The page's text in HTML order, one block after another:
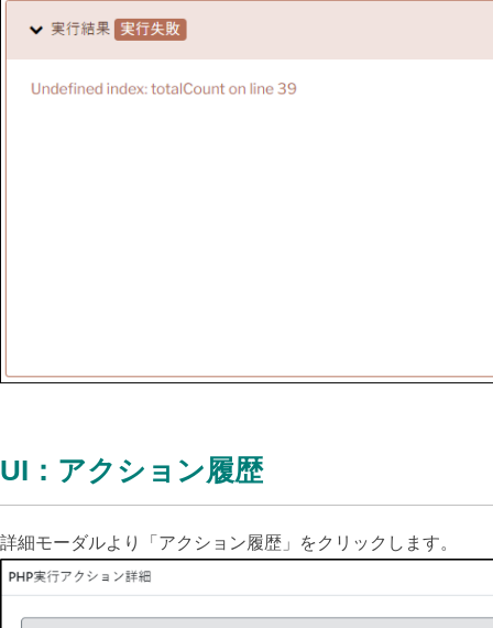
UI：アクション履歴
詳細モーダルより「アクション履歴」をクリックします。